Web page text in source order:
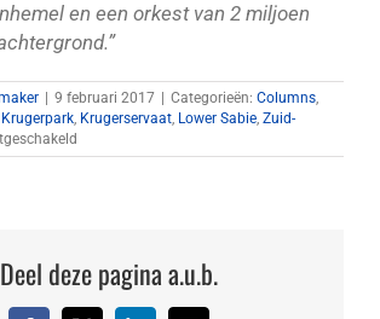
en een orkest van 2 miljoen
9 februari 2017 Categorieën: Columns,
Krugerpark, Krugerservaat, Lower Sabie, Zuid-
Lower
Deel deze pagina a.u.b.